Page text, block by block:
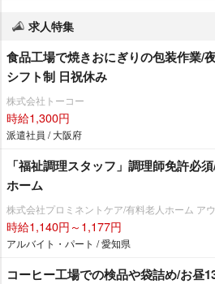
求人特集
食品工場で焼きおにぎりの包装作業/
シフト制 日祝休み
株式会社トーコー
時給1,300円
派遣社員 / 大阪府
「福祉調理スタッフ」調理師免許必
ホーム
株式会社プロミネントケア/有料老人ホーム ア
時給1,140円～1,177円
アルバイト・パート / 愛知県
コーヒー工場での検品や袋詰め/お昼